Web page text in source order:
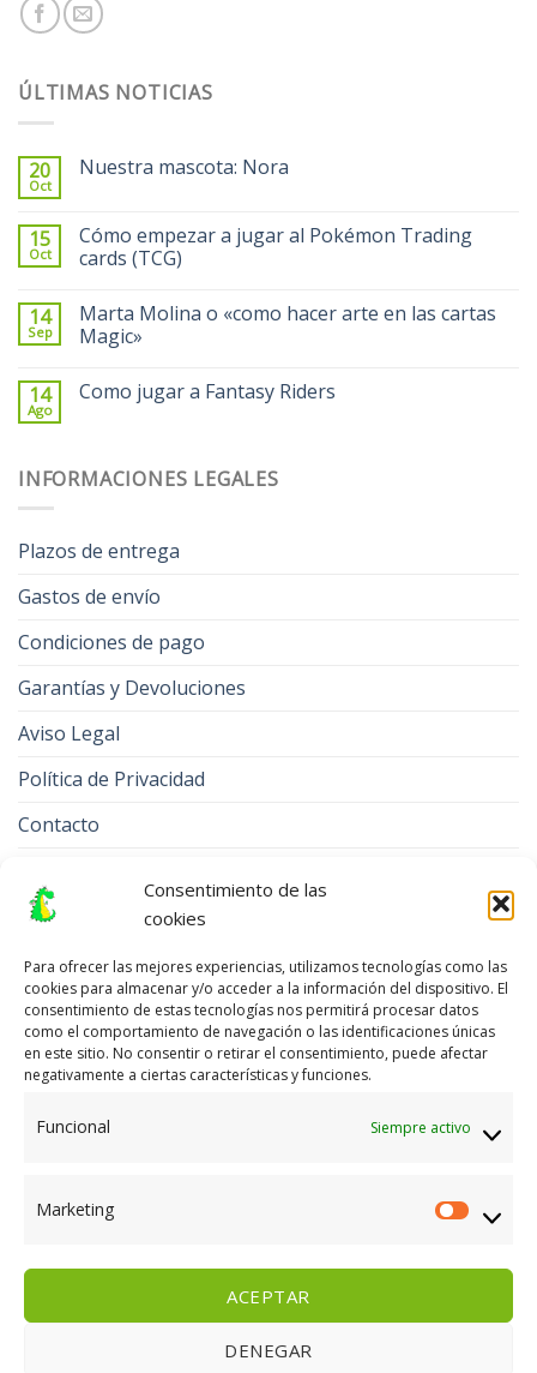
Consentimiento de las
cookies
Para ofrecer las mejores experiencias, utilizamos tecnologías como las
cookies para almacenar y/o acceder a la información del dispositivo. El
consentimiento de estas tecnologías nos permitirá procesar datos
como el comportamiento de navegación o las identificaciones únicas
en este sitio. No consentir o retirar el consentimiento, puede afectar
negativamente a ciertas características y funciones.
Funcional Siempre activo
Marketing
ACEPTAR
DENEGAR
ÚLTIMAS NOTICIAS
20
Oct
Nuestra mascota: Nora
15
Oct
Cómo empezar a jugar al Pokémon Trading
cards (TCG)
14
Sep
Marta Molina o «como hacer arte en las cartas
Magic»
14
Ago
Como jugar a Fantasy Riders
INFORMACIONES LEGALES
Plazos de entrega
Gastos de envío
Condiciones de pago
Garantías y Devoluciones
Aviso Legal
Política de Privacidad
Contacto
Llámanos al924 80 01 85, al924 80 08 66o
envíanos un WhatsApp648 925 065.
e-mailefrikiline@gmail.com
CONDICIONES DE PAGO
GARANTÍAS Y DEVOLUCIONES